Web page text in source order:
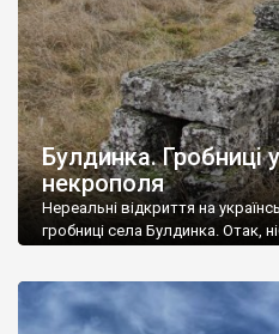
Булдинка. Гробниці
некрополя
Нереальні відкриття на
гробниці села Булдинка. Отак,
нині має менше жителів, ніж
тут жили козаки-каменотеси,